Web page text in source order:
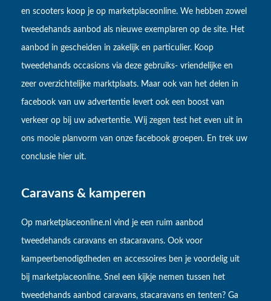
en scooters koop je op marketplaceonline. We hebben zowel
tweedehands aanbod als nieuwe exemplaren op de site. Het
aanbod in gescheiden in zakelijk en particulier. Koop
tweedehands occasions via deze gebruiks- vriendelijke en
zeer overzichtelijke marktplaats. Maar ook van het delen in
facebook van uw advertentie levert ook een boost van
verkeer op bij uw advertentie. Wij zegen test het even uit in
ons mooie planvorm van onze facebook groepen. En trek uw
conclusie hier uit.
Caravans & kamperen
Op marketplaceonline.nl vind je een ruim aanbod
tweedehands caravans en stacaravans. Ook voor
kampeerbenodigdheden en accessoires ben je voordelig uit
bij marketplaceonline. Snel een kijkje nemen tussen het
tweedehands aanbod caravans, stacaravans en tenten? Ga